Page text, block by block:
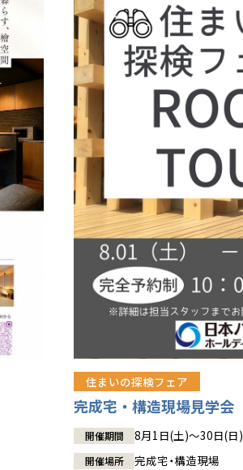
住まいの探検フェア
完成宅・構造現場見学会
開催期間 8月1日(土)～30日(日)
開催場所 完成宅・構造現場